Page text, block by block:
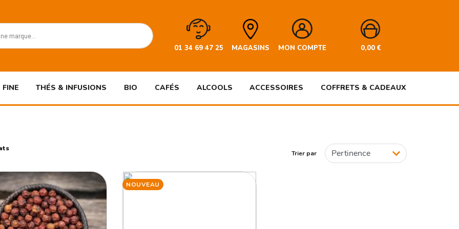
01 34 69 47 25 MAGASINS MON COMPTE 0,00€
FINE THÉS & INFUSIONS BIO CAFÉS ALCOOLS ACCESSOIRES COFFRETS & CADEAUX
Trier par
NOUVEAU